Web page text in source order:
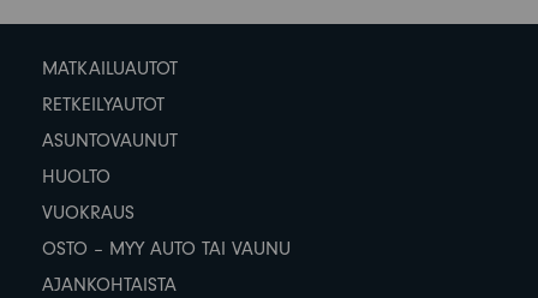
MATKAILUAUTOT
RETKEILYAUTOT
ASUNTOVAUNUT
HUOLTO
VUOKRAUS
OSTO – MYY AUTO TAI VAUNU
AJANKOHTAISTA